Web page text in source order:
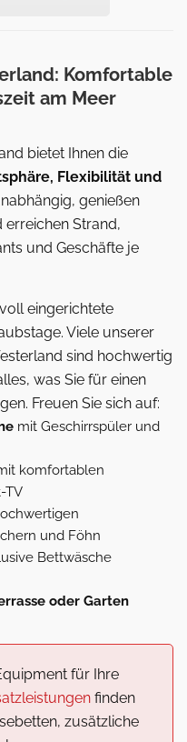
Komfortable
am Meer
bietet Ihnen die
Flexibilität und
genießen
erreichen Strand,
und Geschäfte je
eingerichtete
Viele unserer
sind hochwertig
was Sie für einen
Freuen Sie sich auf:
mit Geschirrspüler und
komfortablen
TV
und Föhn
Bettwäsche
oder Garten
für Ihre
finden
zusätzliche